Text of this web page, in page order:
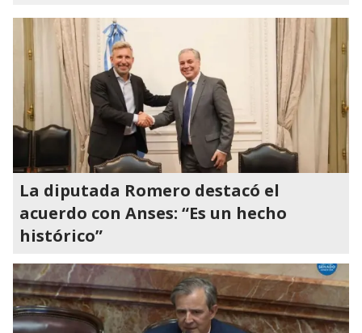
La diputada Romero destacó el
acuerdo con Anses: “Es un hecho
histórico”